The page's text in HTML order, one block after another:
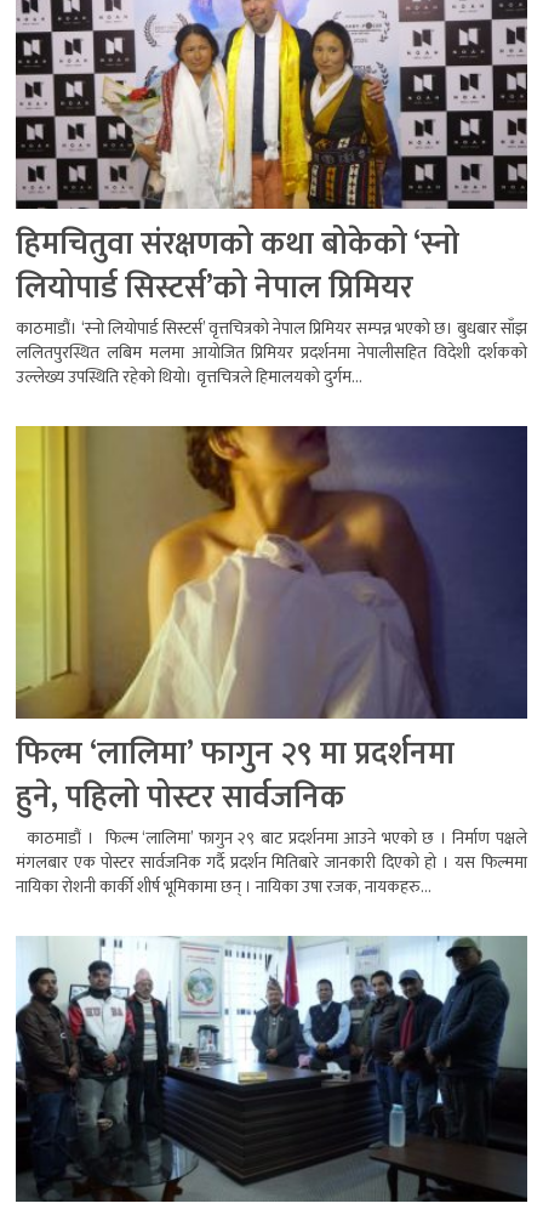
हिमचितुवा संरक्षणको कथा बोकेको ‘स्नो
लियोपार्ड सिस्टर्स’को नेपाल प्रिमियर
काठमाडौं। ‘स्नो लियोपार्ड सिस्टर्स’ वृत्तचित्रको नेपाल प्रिमियर सम्पन्न भएको छ। बुधबार साँझ
ललितपुरस्थित लबिम मलमा आयोजित प्रिमियर प्रदर्शनमा नेपालीसहित विदेशी दर्शकको
उल्लेख्य उपस्थिति रहेको थियो। वृत्तचित्रले हिमालयको दुर्गम...
फिल्म ‘लालिमा’ फागुन २९ मा प्रदर्शनमा
हुने, पहिलो पोस्टर सार्वजनिक
काठमाडौं । फिल्म ‘लालिमा’ फागुन २९ बाट प्रदर्शनमा आउने भएको छ । निर्माण पक्षले
मंगलबार एक पोस्टर सार्वजनिक गर्दै प्रदर्शन मितिबारे जानकारी दिएको हो । यस फिल्ममा
नायिका रोशनी कार्की शीर्ष भूमिकामा छन् । नायिका उषा रजक, नायकहरु...